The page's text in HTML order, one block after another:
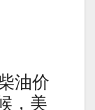
油价
，美